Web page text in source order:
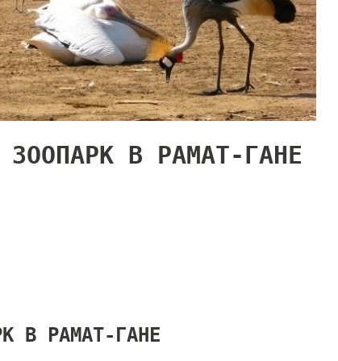
В РАМАТ-ГАНЕ
В РАМАТ-ГАНЕ